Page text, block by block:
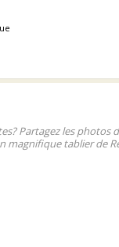
Partagez les
magnifique tablier de